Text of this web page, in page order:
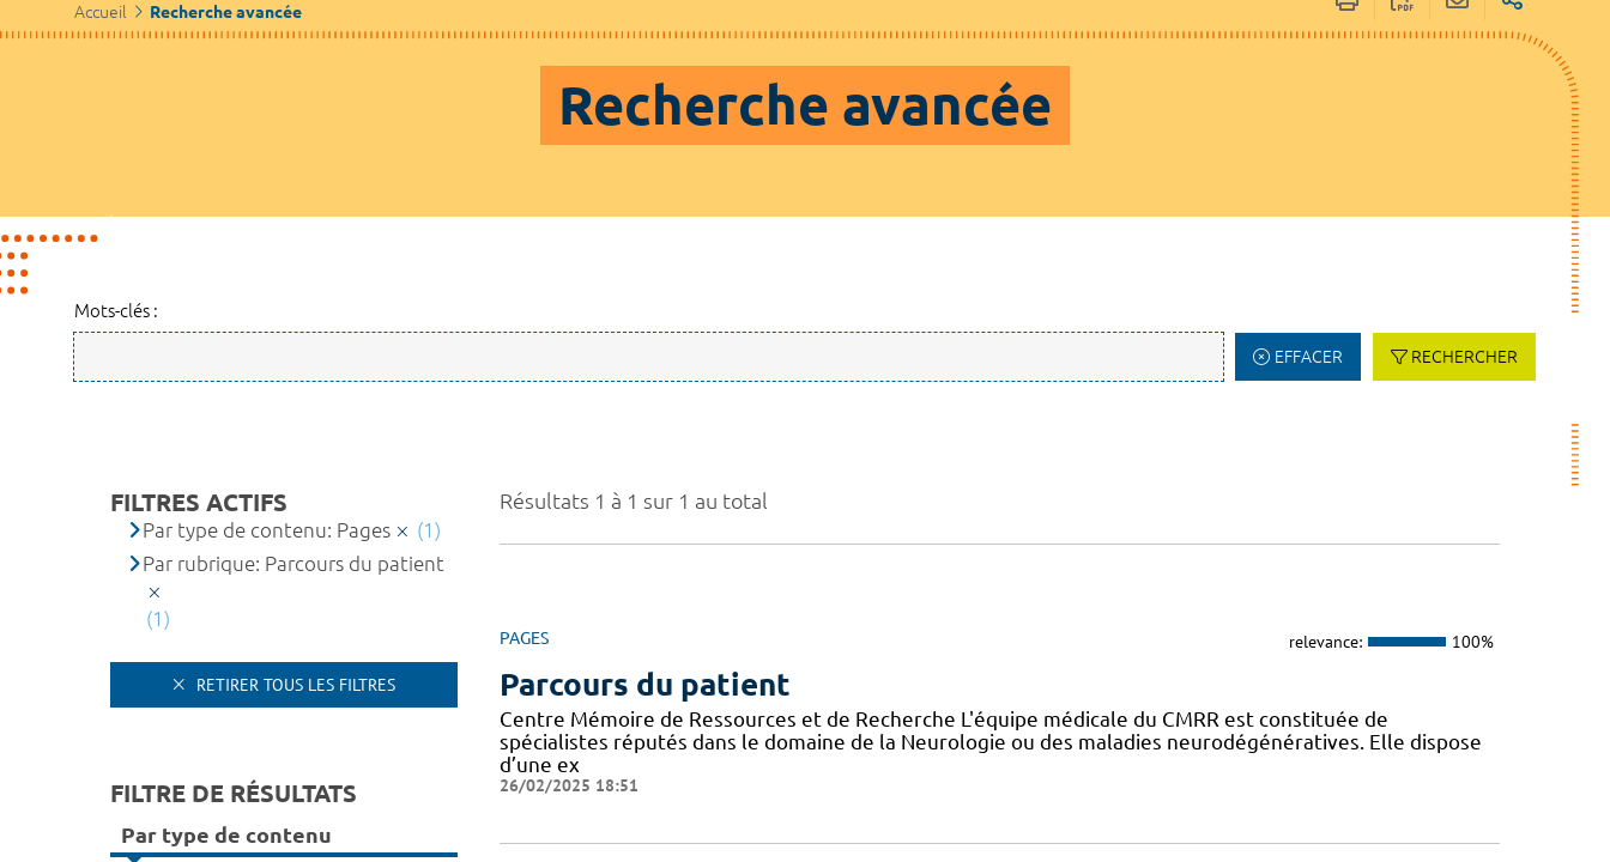
Accueil Recherche avancée
Recherche avancée
Mots-clés :
EFFACER RECHERCHER
Résultats 1 à 1 sur 1 au total
PAGES relevance: 100%
Parcours du patient
Centre Mémoire de Ressources et de Recherche L'équipe médicale du CMRR est constituée de
spécialistes réputés dans le domaine de la Neurologie ou des maladies neurodégénératives. Elle dispose
d’une ex
26/02/2025 18:51
FILTRES ACTIFS
Par type de contenu: Pages
(1)
Par rubrique: Parcours du patient
(1)
RETIRER TOUS LES FILTRES
FILTRE DE RÉSULTATS
Par type de contenu